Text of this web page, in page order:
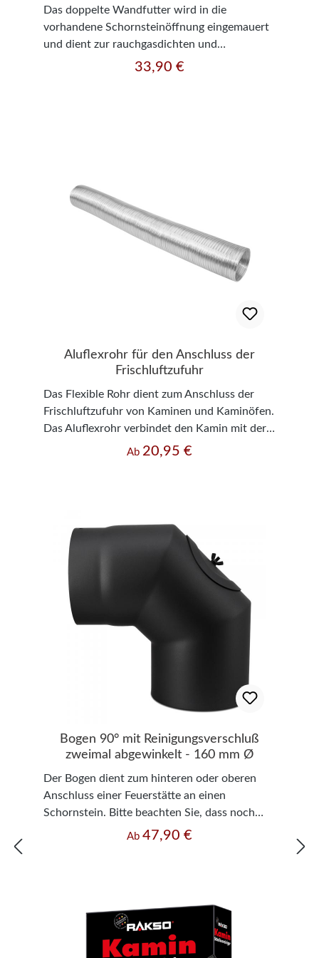
Das doppelte Wandfutter wird in die
vorhandene Schornsteinöffnung eingemauert
und dient zur rauchgasdichten und
dehnungsfreien Aufnahme des Rauchrohres.
Regulärer Preis:
33,90 €
Aluflexrohr für den Anschluss der
Frischluftzufuhr
Das Flexible Rohr dient zum Anschluss der
Frischluftzufuhr von Kaminen und Kaminöfen.
Das Aluflexrohr verbindet den Kamin mit der
externen Luftzufuhr. - 1 m Lang und kann bis
Regulärer Preis:
Ab 20,95 €
Bogen 90° mit Reinigungsverschluß
zweimal abgewinkelt - 160 mm Ø
Der Bogen dient zum hinteren oder oberen
Anschluss einer Feuerstätte an einen
Schornstein. Bitte beachten Sie, dass noch
eventuell weitere Bauteile, wie zum Beispiel
verschließbare Reinigungsverschluß dient zum
reinigen und überprüfen des waagerechten
oder senkrechten Rohrteils.
Regulärer Preis:
Ab 47,90 €